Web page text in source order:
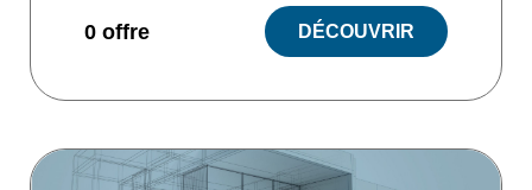
0 offre DÉCOUVRIR